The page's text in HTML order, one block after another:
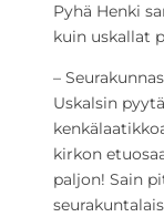
Pyhä Henki
kuin uskallat
–
Uskalsin
kirkon
paljon! Sain